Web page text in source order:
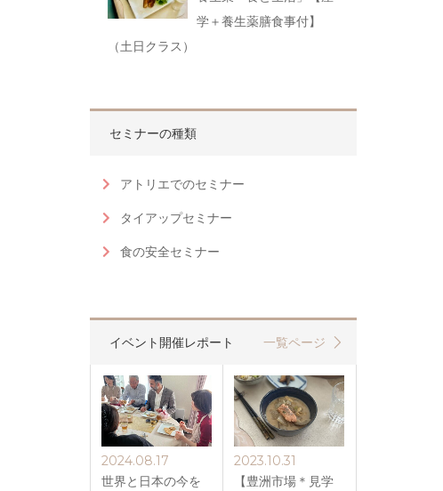
学＋養生薬膳食事付】
（土日クラス）
セミナーの種類
アトリエでのセミナー
タイアップセミナー
食の安全セミナー
イベント開催レポート 一覧ページ
2024.08.17
世界と日本の今を
2023.10.31
【豊洲市場＊見学